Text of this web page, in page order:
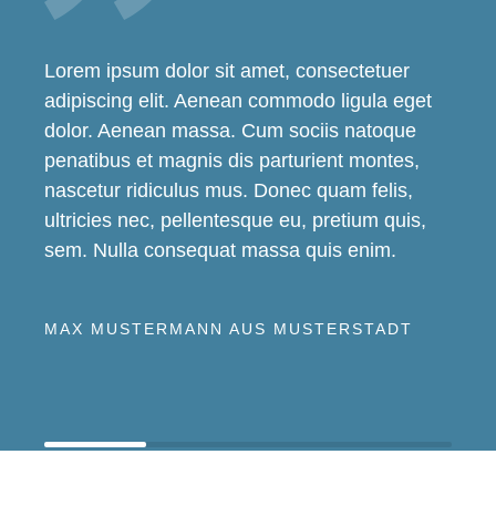
Lorem ipsum dolor sit amet, consectetuer
adipiscing elit. Aenean commodo ligula eget
dolor. Aenean massa. Cum sociis natoque
penatibus et magnis dis parturient montes,
nascetur ridiculus mus. Donec quam felis,
ultricies nec, pellentesque eu, pretium quis,
sem. Nulla consequat massa quis enim.
MAX MUSTERMANN AUS MUSTERSTADT